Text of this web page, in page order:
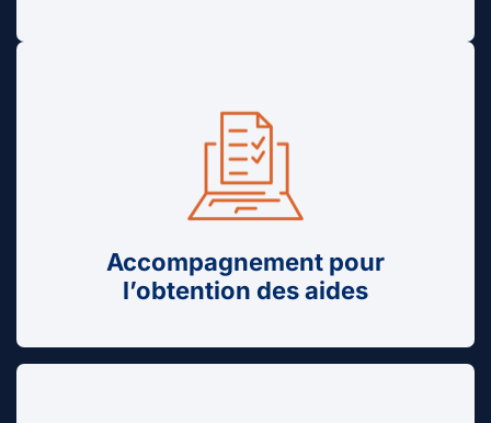
Accompagnement pour
l’obtention des aides